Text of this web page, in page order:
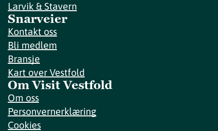
Larvik & Stavern
Snarveier
Kontakt oss
Bli medlem
Bransje
Kart over Vestfold
Om Visit Vestfold
Om oss
Personvernerklæring
Cookies